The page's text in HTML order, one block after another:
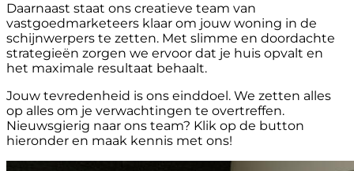
Daarnaast staat ons creatieve team van
vastgoedmarketeers klaar om jouw woning in de
schijnwerpers te zetten. Met slimme en doordachte
strategieën zorgen we ervoor dat je huis opvalt en
het maximale resultaat behaalt.
Jouw tevredenheid is ons einddoel. We zetten alles
op alles om je verwachtingen te overtreffen.
Nieuwsgierig naar ons team? Klik op de button
hieronder en maak kennis met ons!